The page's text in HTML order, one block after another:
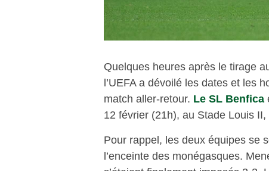
Quelques heures après le tirage
l’UEFA a dévoilé les dates et les
match aller-retour. Le SL Benfica
12 février (21h), au Stade Louis
Pour rappel, les deux équipes se
l’enceinte des monégasques.